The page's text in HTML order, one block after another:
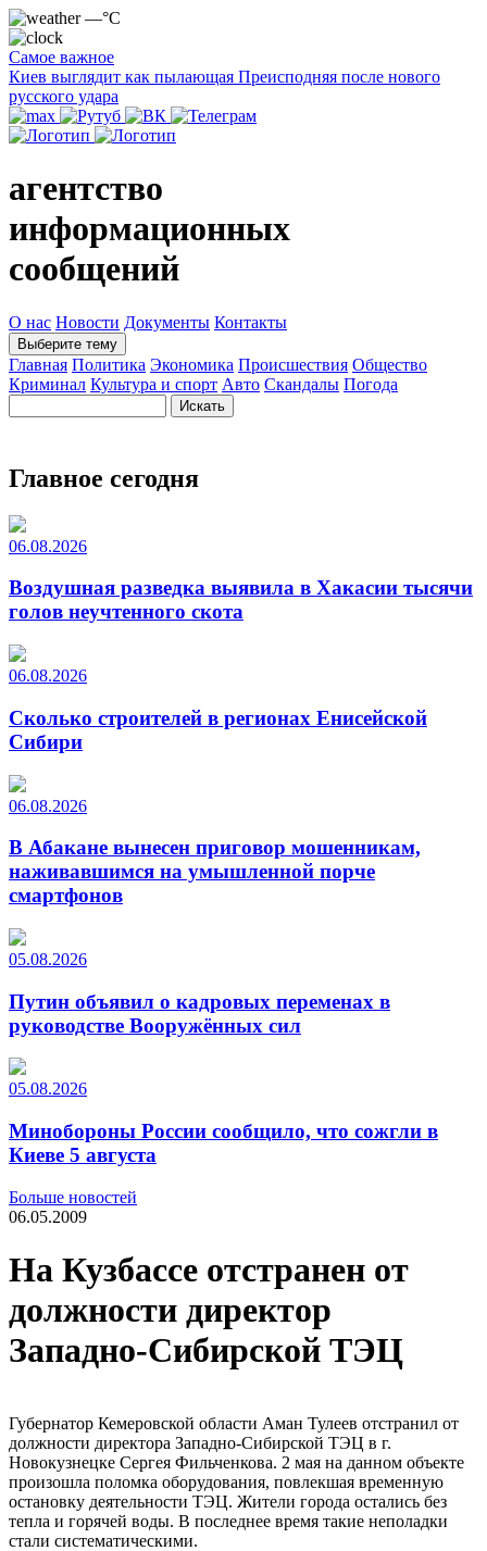
—°C
Самое важное
Киев выглядит как пылающая Преисподняя после нового
русского удара
агентство
информационных
сообщений
О нас Новости Документы Контакты
Выберите тему
Главная Политика Экономика Происшествия Общество
Криминал Культура и спорт Авто Скандалы Погода
Главное сегодня
06.08.2026
Воздушная разведка выявила в Хакасии тысячи
голов неучтенного скота
06.08.2026
Сколько строителей в регионах Енисейской
Сибири
06.08.2026
В Абакане вынесен приговор мошенникам,
наживавшимся на умышленной порче
смартфонов
05.08.2026
Путин объявил о кадровых переменах в
руководстве Вооружённых сил
05.08.2026
Минобороны России сообщило, что сожгли в
Киеве 5 августа
Больше новостей
06.05.2009
На Кузбассе отстранен от
должности директор
Западно-Сибирской ТЭЦ
Губернатор Кемеровской области Аман Тулеев отстранил от
должности директора Западно-Сибирской ТЭЦ в г.
Новокузнецке Сергея Фильченкова. 2 мая на данном объекте
произошла поломка оборудования, повлекшая временную
остановку деятельности ТЭЦ. Жители города остались без
тепла и горячей воды. В последнее время такие неполадки
стали систематическими.